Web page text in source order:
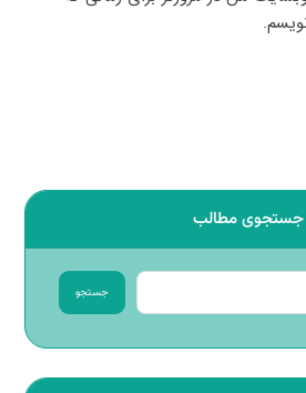
جستجوی مطالب
جستجو